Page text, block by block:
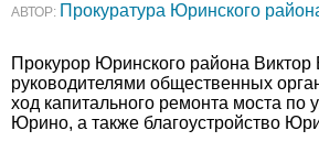
АВТОР: Прокуратура Юринского
Прокурор Юринского района
руководителями общественных
ход капитального ремонта моста по
Юрино, а также благоустройство